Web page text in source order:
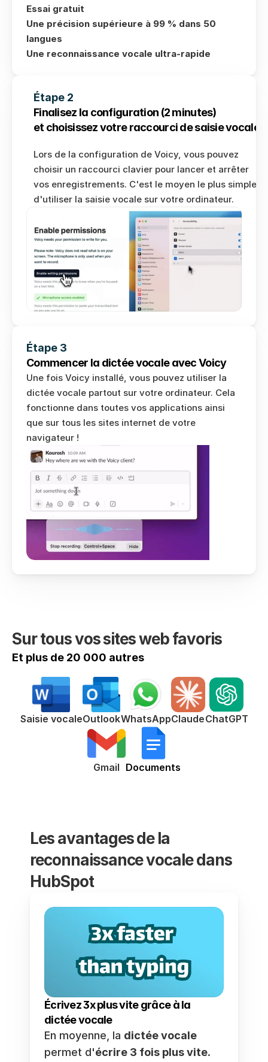
Sur tous vos sites web favoris
Saisie vocaleOutlookWhatsAppClaudeChatGPT
Gmail Documents
Et plus de 20 000 autres
Essai gratuit
Une précision supérieure à 99 % dans 50
langues
Une reconnaissance vocale ultra-rapide
Étape 2
Finalisez la configuration (2 minutes)
et choisissez votre raccourci de saisie vocale.
Lors de la configuration de Voicy, vous pouvez
choisir un raccourci clavier pour lancer et arrêter
vos enregistrements. C'est le moyen le plus simple
d'utiliser la saisie vocale sur votre ordinateur.
Étape 3
Commencer la dictée vocale avec Voicy
Une fois Voicy installé, vous pouvez utiliser la
dictée vocale partout sur votre ordinateur. Cela
fonctionne dans toutes vos applications ainsi
que sur tous les sites internet de votre
navigateur !
Les avantages de la
reconnaissance vocale dans
HubSpot
Écrivez 3x plus vite grâce à la
dictée vocale
En moyenne, la dictée vocale
permet d'écrire 3 fois plus vite.